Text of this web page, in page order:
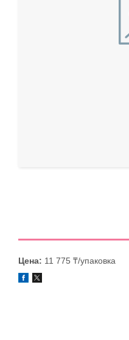
Цена: 11 775 ₸/упаковка